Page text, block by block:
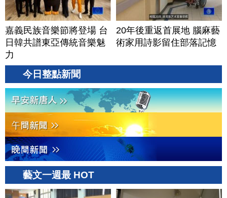
嘉義民族音樂節將登場 台
日韓共譜東亞傳統音樂魅
力
20年後重返首展地 腦麻藝
術家用詩影留住部落記憶
今日整點新聞
藝文一週最 HOT